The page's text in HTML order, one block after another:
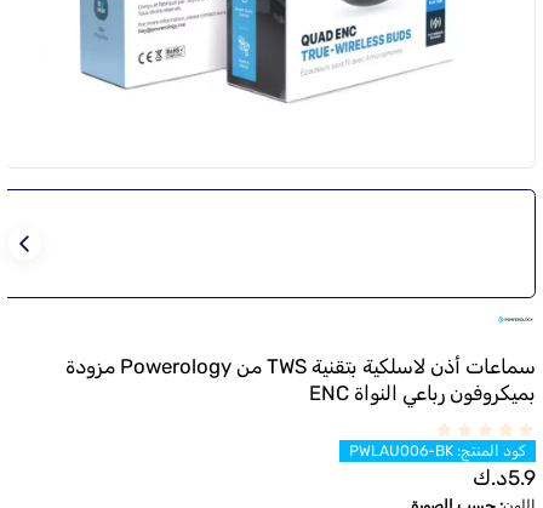
سماعات أذن لاسلكية بتقنية TWS من Powerology مزودة
بميكروفون رباعي النواة ENC
كود المنتج:
PWLAU006-BK
5.9د.ك